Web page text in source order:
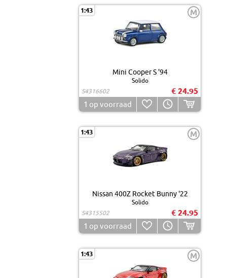
1:43 M
Mini Cooper S '94
Solido
S4316602
€ 24.95
1 op voorraad
1:43 M
Nissan 400Z Rocket Bunny '22
Solido
S4315502
€ 24.95
1 op voorraad
1:43 M